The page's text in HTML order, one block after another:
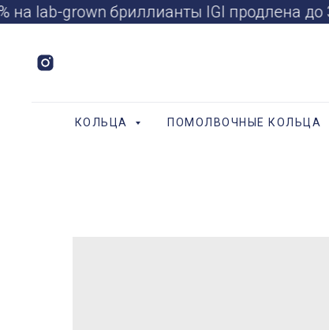
lab-grown бриллианты IGI продлена
КОЛЬЦА ПОМОЛВОЧНЫЕ КОЛЬЦА